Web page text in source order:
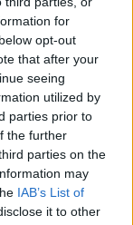
for
opt-out
that after your
seeing
utilized by
parties prior to
the further
parties on the
may
IAB’s List of
it to other